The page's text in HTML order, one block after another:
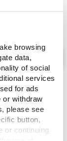
browsing
data,
of social
services
for ads
or withdraw
please see
button,
or continuing